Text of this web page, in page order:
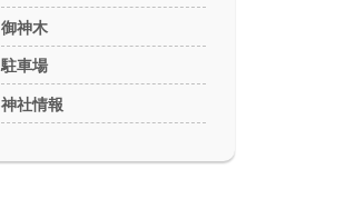
御神木
駐車場
神社情報